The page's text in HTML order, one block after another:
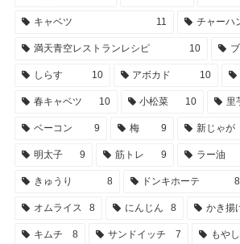
キャベツ 11 チャーハ
満天青空レストランレシピ 10
しらす 10 アボカド 10
春キャベツ 10 小松菜 10 里
ベーコン 9 梅 9 新じゃが
明太子 9 筋トレ 9 ラー油
きゅうり 8 ドンキホーテ 8
オムライス 8 にんじん 8 かき揚
キムチ 8 サンドイッチ 7 もやし